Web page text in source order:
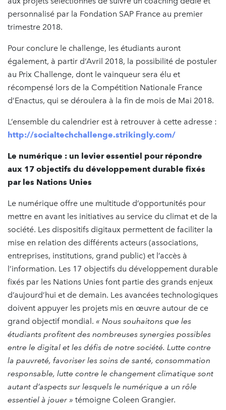
personnalisé par la Fondation SAP France au premier
trimestre 2018.
Pour conclure le challenge, les étudiants auront
également, à partir d’Avril 2018, la possibilité de postuler
au Prix Challenge, dont le vainqueur sera élu et
récompensé lors de la Compétition Nationale France
d’Enactus, qui se déroulera à la fin de mois de Mai 2018.
L’ensemble du calendrier est à retrouver à cette adresse :
http://socialtechchallenge.strikingly.com/
Le numérique : un levier essentiel pour répondre
aux 17 objectifs du développement durable fixés
par les Nations Unies
Le numérique offre une multitude d’opportunités pour
mettre en avant les initiatives au service du climat et de la
société. Les dispositifs digitaux permettent de faciliter la
mise en relation des différents acteurs (associations,
entreprises, institutions, grand public) et l’accès à
l’information. Les 17 objectifs du développement durable
fixés par les Nations Unies font partie des grands enjeux
d’aujourd’hui et de demain. Les avancées technologiques
doivent appuyer les projets mis en œuvre autour de ce
grand objectif mondial. « Nous souhaitons que les
étudiants profitent des nombreuses synergies possibles
entre le digital et les défis de notre société. Lutte contre
la pauvreté, favoriser les soins de santé, consommation
responsable, lutte contre le changement climatique sont
autant d’aspects sur lesquels le numérique a un rôle
essentiel à jouer » témoigne Coleen Grangier.